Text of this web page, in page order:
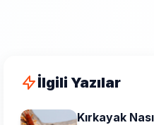
İlgili Yazılar
Kırkayak